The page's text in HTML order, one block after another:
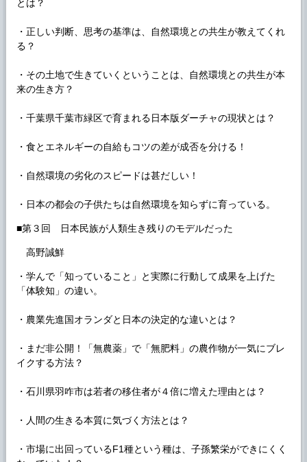
とは？
・正しい判断、思考の基準は、自然環境との共生が教えてくれ
る？
・その土地で生きていくということは、自然環境との共生が本
来の生き方？
・千葉県千葉市緑区で育まれる日本版ダーチャの現状とは？
・食とエネルギーの自給もコツの差が成否を分ける！
・自然環境の劣化のスピードは甚だしい！
・日本の都会の子供たちは自然環境を知らずに育っている。
■第３回 日本民族が人類生き残りのモデルだった
高野誠鮮
・学んで「知っていること」と実際に行動して成果を上げた
「体験知」の違い。
・農業先進国オランダと日本の決定的な違いとは？
・まだ非公開！「無農薬」で「無肥料」の農作物が一気にブレ
イクする方法？
・石川県羽咋市は若者の移住者が４倍に増えた理由とは？
・人間の生きる本質に気づく方法とは？
・市場に出回っているF1種という種は、子孫繁栄ができにくく